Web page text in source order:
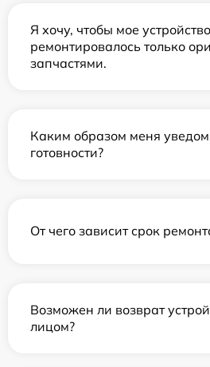
Я хочу, чтобы мое
ремонтировалось только
запчастями.
Каким образом меня
готовности?
От чего зависит срок
Возможен ли возврат
лицом?